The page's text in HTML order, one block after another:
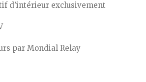
d’intérieur exclusivement
par Mondial Relay